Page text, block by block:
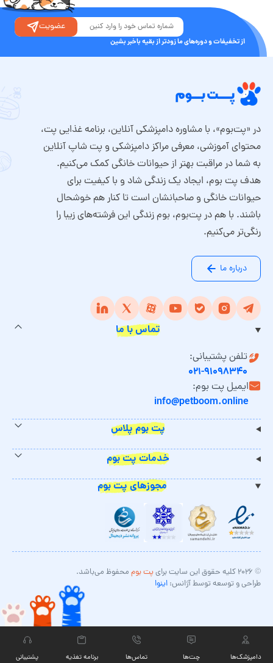
از تخفیفات و دوره‌های ما زودتر از بقیه باخبر بشین
عضویت
در «پت‌بوم»، با مشاوره دامپزشکی آنلاین، برنامه غذایی پت،
محتوای آموزشی، معرفی مراکز دامپزشکی و پت شاپ آنلاین
به شما در مراقبت بهتر از حیوانات خانگی کمک می‌کنیم.
هدف پت بوم، ایجاد یک زندگی شاد و با کیفیت برای
حیوانات خانگی و صاحبانشان است تا کنار هم خوشحال
باشند. با هم در پت‌بوم، بوم زندگی این فرشته‌های زیبا را
رنگی‌تر می‌کنیم.
درباره ما
تماس با ما
تلفن پشتیبانی:
۰۲۱-۹۱۰۹۸۳۴۰
ایمیل پت بوم:
info@petboom.online
پت بوم پلاس
خدمات پت بوم
مجوزهای پت بوم
© ۲۰۲۶ کلیه حقوق این سایت برای پت بوم محفوظ می‌باشد.
طراحی و توسعه توسط آژانس: اینوا
دامپزشک‌ها چت‏‌ها تماس‌ها برنامه تغذیه پشتیبانی